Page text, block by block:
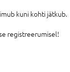
kuni kohti jätkub.
registreerumisel!